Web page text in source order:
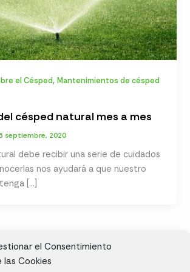
el Consentimiento
las Cookies
el Césped,Mantenimientos de césped
césped natural mes a mes
septiembre, 2020
debe recibir una serie de cuidados
nos ayudará a que nuestro
[…]